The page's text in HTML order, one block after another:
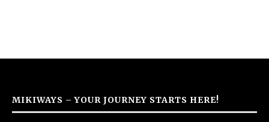
MIKIWAYS – YOUR JOURNEY STARTS HERE!